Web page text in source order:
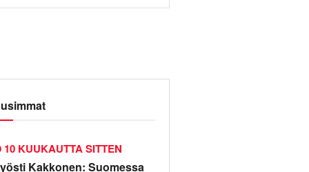
Kakkonen: Suomessa
10 KUUKAUTTA SITTEN